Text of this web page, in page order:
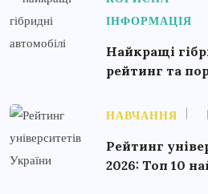
ІНФОРМАЦІЯ
Найкращі
рейтинг та
НАВЧАННЯ
Рейтинг
2026: Топ 10